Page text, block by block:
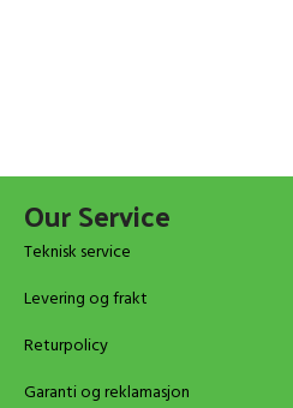
Our Service
Teknisk service
Levering og frakt
Returpolicy
Garanti og reklamasjon